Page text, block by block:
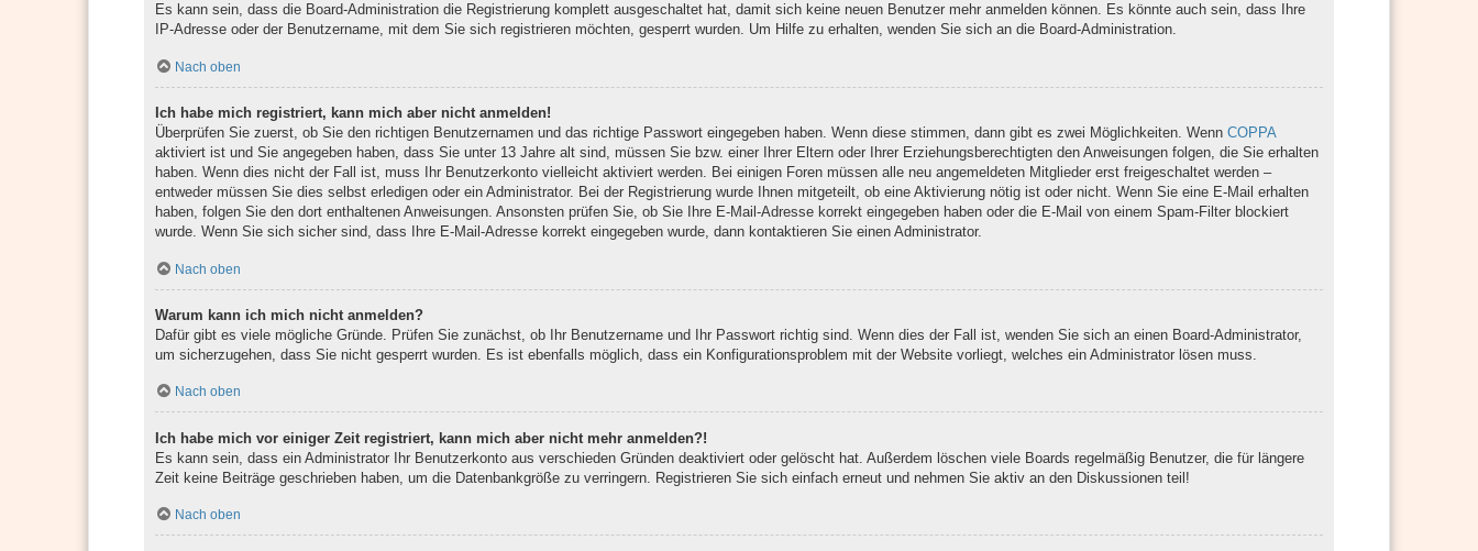
Es kann sein, dass die Board-Administration die Registrierung komplett ausgeschaltet hat, damit sich keine neuen Benutzer mehr anmelden können. Es könnte auch sein, dass Ihre
IP-Adresse oder der Benutzername, mit dem Sie sich registrieren möchten, gesperrt wurden. Um Hilfe zu erhalten, wenden Sie sich an die Board-Administration.
Nach oben
Ich habe mich registriert, kann mich aber nicht anmelden!
Überprüfen Sie zuerst, ob Sie den richtigen Benutzernamen und das richtige Passwort eingegeben haben. Wenn diese stimmen, dann gibt es zwei Möglichkeiten. Wenn COPPA
aktiviert ist und Sie angegeben haben, dass Sie unter 13 Jahre alt sind, müssen Sie bzw. einer Ihrer Eltern oder Ihrer Erziehungsberechtigten den Anweisungen folgen, die Sie erhalten
haben. Wenn dies nicht der Fall ist, muss Ihr Benutzerkonto vielleicht aktiviert werden. Bei einigen Foren müssen alle neu angemeldeten Mitglieder erst freigeschaltet werden –
entweder müssen Sie dies selbst erledigen oder ein Administrator. Bei der Registrierung wurde Ihnen mitgeteilt, ob eine Aktivierung nötig ist oder nicht. Wenn Sie eine E-Mail erhalten
haben, folgen Sie den dort enthaltenen Anweisungen. Ansonsten prüfen Sie, ob Sie Ihre E-Mail-Adresse korrekt eingegeben haben oder die E-Mail von einem Spam-Filter blockiert
wurde. Wenn Sie sich sicher sind, dass Ihre E-Mail-Adresse korrekt eingegeben wurde, dann kontaktieren Sie einen Administrator.
Nach oben
Warum kann ich mich nicht anmelden?
Dafür gibt es viele mögliche Gründe. Prüfen Sie zunächst, ob Ihr Benutzername und Ihr Passwort richtig sind. Wenn dies der Fall ist, wenden Sie sich an einen Board-Administrator,
um sicherzugehen, dass Sie nicht gesperrt wurden. Es ist ebenfalls möglich, dass ein Konfigurationsproblem mit der Website vorliegt, welches ein Administrator lösen muss.
Nach oben
Ich habe mich vor einiger Zeit registriert, kann mich aber nicht mehr anmelden?!
Es kann sein, dass ein Administrator Ihr Benutzerkonto aus verschieden Gründen deaktiviert oder gelöscht hat. Außerdem löschen viele Boards regelmäßig Benutzer, die für längere
Zeit keine Beiträge geschrieben haben, um die Datenbankgröße zu verringern. Registrieren Sie sich einfach erneut und nehmen Sie aktiv an den Diskussionen teil!
Nach oben